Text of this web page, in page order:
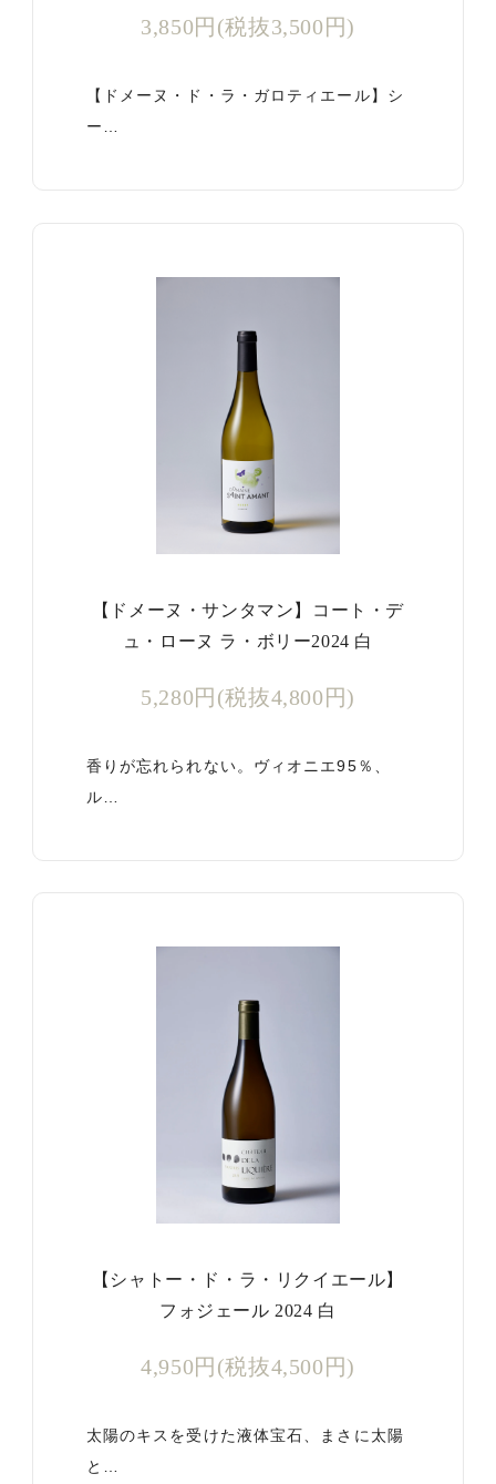
3,850円(税抜3,500円)
【ドメーヌ・ド・ラ・ガロティエール】シ
ー…
【ドメーヌ・サンタマン】コート・デ
ュ・ローヌ ラ・ボリー2024 白
5,280円(税抜4,800円)
香りが忘れられない。ヴィオニエ95％、
ル…
【シャトー・ド・ラ・リクイエール】
フォジェール 2024 白
4,950円(税抜4,500円)
太陽のキスを受けた液体宝石、まさに太陽
と…